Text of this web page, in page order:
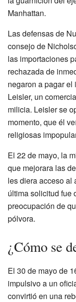
Manhattan.
Las defensas de
consejo de
las importaciones
rechazada de
negaron a pagar
Leisler, un
milicia. Leisler se
momento, que él
religiosas
El 22 de mayo, la
que mejorara las
les diera acceso al
última solicitud fue
preocupación de
pólvora.
¿Cómo se
El 30 de mayo de
impulsivo a un
convirtió en una